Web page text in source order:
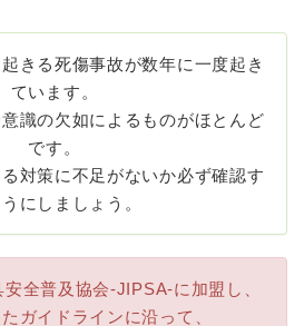
きる死傷事故が数年に一度起き
ています。
識の欠如によるものがほとんど
です。
対策に不足がないか必ず確認す
にしましょう。
全普及協会-JIPSA-に加盟し、
ガイドラインに沿って、